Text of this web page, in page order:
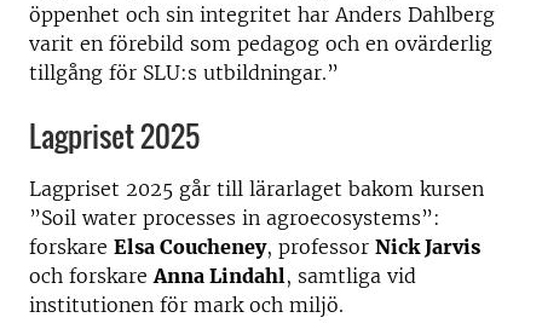
öppenhet och sin integritet har Anders Dahlberg
varit en förebild som pedagog och en ovärderlig
tillgång för SLU:s utbildningar.”
Lagpriset 2025
Lagpriset 2025 går till lärarlaget bakom kursen
”Soil water processes in agroecosystems”:
forskare Elsa Coucheney, professor Nick Jarvis
och forskare Anna Lindahl, samtliga vid
institutionen för mark och miljö.